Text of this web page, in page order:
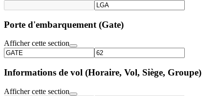
Porte d'embarquement (Gate)
Afficher cette section
Informations de vol (Horaire, Vol, Siège, Groupe)
Afficher cette section